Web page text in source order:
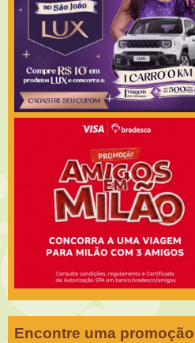
Encontre uma promoção